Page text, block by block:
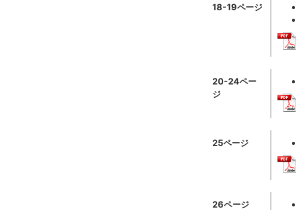
18-19ページ
20-24ペー
ジ
25ページ
26ページ